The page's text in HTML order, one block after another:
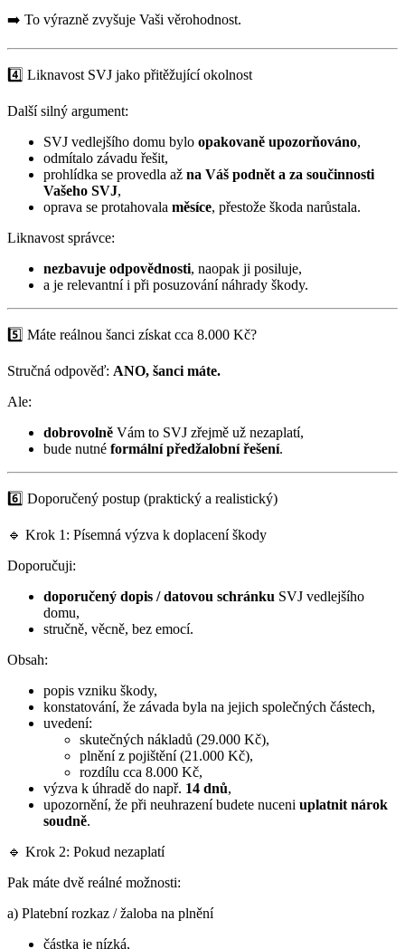
➡️ To výrazně zvyšuje Vaši věrohodnost.
4️⃣ Liknavost SVJ jako přitěžující okolnost
Další silný argument:
SVJ vedlejšího domu bylo opakovaně upozorňováno,
odmítalo závadu řešit,
prohlídka se provedla až na Váš podnět a za součinnosti
Vašeho SVJ,
oprava se protahovala měsíce, přestože škoda narůstala.
Liknavost správce:
nezbavuje odpovědnosti, naopak ji posiluje,
a je relevantní i při posuzování náhrady škody.
5️⃣ Máte reálnou šanci získat cca 8.000 Kč?
Stručná odpověď: ANO, šanci máte.
Ale:
dobrovolně Vám to SVJ zřejmě už nezaplatí,
bude nutné formální předžalobní řešení.
6️⃣ Doporučený postup (praktický a realistický)
🔹 Krok 1: Písemná výzva k doplacení škody
Doporučuji:
doporučený dopis / datovou schránku SVJ vedlejšího
domu,
stručně, věcně, bez emocí.
Obsah:
popis vzniku škody,
konstatování, že závada byla na jejich společných částech,
uvedení:
skutečných nákladů (29.000 Kč),
plnění z pojištění (21.000 Kč),
rozdílu cca 8.000 Kč,
výzva k úhradě do např. 14 dnů,
upozornění, že při neuhrazení budete nuceni uplatnit nárok
soudně.
🔹 Krok 2: Pokud nezaplatí
Pak máte dvě reálné možnosti:
a) Platební rozkaz / žaloba na plnění
částka je nízká,